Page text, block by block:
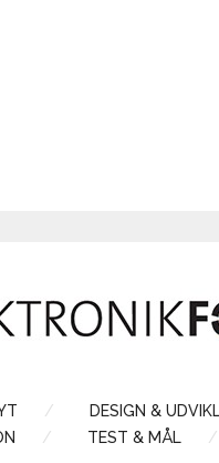
DESIGN &
TEST & MÅL